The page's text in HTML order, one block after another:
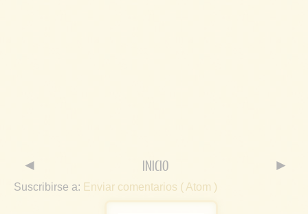
◄ ►
INICIO
Suscribirse a: Enviar comentarios ( Atom )